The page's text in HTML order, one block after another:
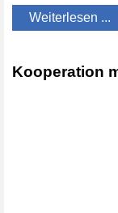
Weiterlesen ...
Kooperation